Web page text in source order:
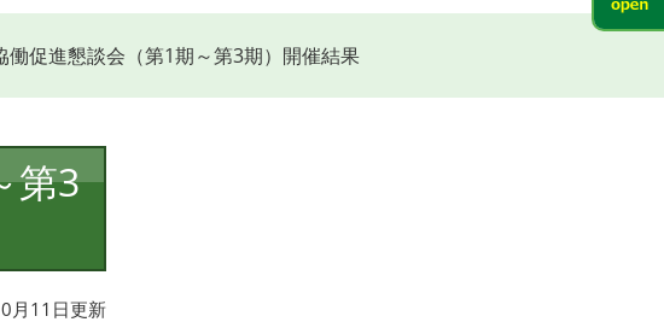
働促進懇談会（第1期～第3期）開催結果
第3
月11日更新